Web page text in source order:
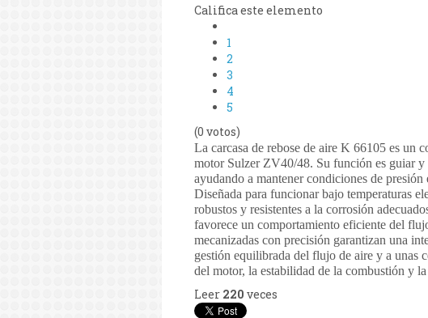
Califica este elemento
1
2
3
4
5
(0 votos)
La carcasa de rebose de aire K 66105 es un
motor Sulzer ZV40/48. Su función es guiar y
ayudando a mantener condiciones de
Diseñada para funcionar bajo temperaturas
robustos y resistentes a la corrosión
favorece un comportamiento eficiente del
mecanizadas con precisión garantizan una
gestión equilibrada del flujo de aire y a unas
del motor, la estabilidad de la combustión y
Leer 220 veces